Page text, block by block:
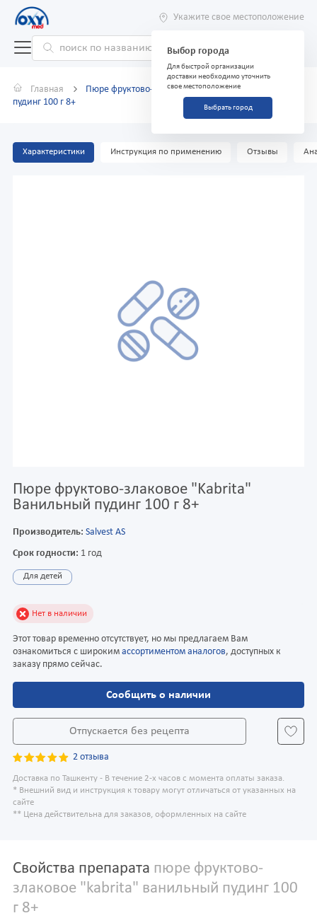
Укажите свое местоположение
Выбор города
Для быстрой организации
доставки необходимо уточнить
свое местоположение
Выбрать город
Главная
Пюре фруктово-злаковое "Kabrita" Ванильный
пудинг 100 г 8+
Характеристики Инструкция по применению Отзывы
Пюре фруктово-злаковое "Kabrita"
Ванильный пудинг 100 г 8+
Производитель: Salvest AS
Срок годности: 1 год
Для детей
Нет в наличии
Этот товар временно отсутствует, но мы предлагаем Вам
ознакомиться с широким ассортиментом аналогов, доступных к
заказу прямо сейчас.
Сообщить о наличии
Отпускается без рецепта
2 отзыва
Доставка по Ташкенту - В течение 2-х часов с момента оплаты заказа.
* Внешний вид и инструкция к товару могут отличаться от указанных на
сайте
** Цена действительна для заказов, оформленных на сайте
Свойства препарата пюре фруктово-
злаковое "kabrita" ванильный пудинг 100
г 8+